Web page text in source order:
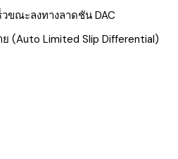
ขณะลงทางลาดชัน DAC
(Auto Limited Slip Differential)